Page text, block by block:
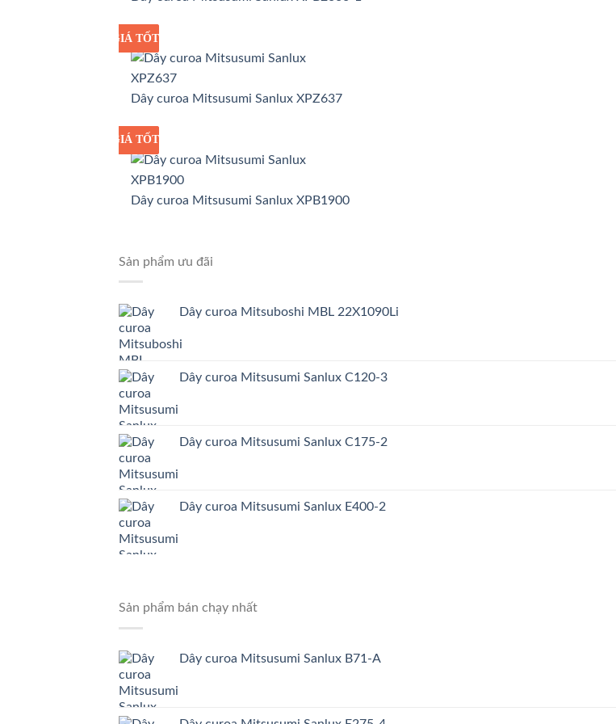
GIÁ SỈ
GIÁ TỐT
Dây curoa Mitsusumi Sanlux XPZ637
GIÁ SỈ
GIÁ TỐT
Dây curoa Mitsusumi Sanlux XPB1900
Sản phẩm ưu đãi
Dây curoa Mitsuboshi MBL 22X1090Li
Dây curoa Mitsusumi Sanlux C120-3
Dây curoa Mitsusumi Sanlux C175-2
Dây curoa Mitsusumi Sanlux E400-2
Sản phẩm bán chạy nhất
Dây curoa Mitsusumi Sanlux B71-A